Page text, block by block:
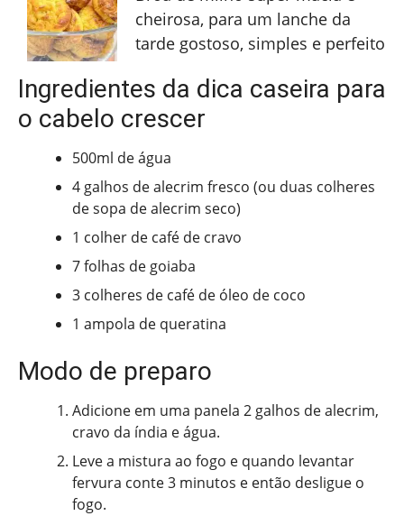
cheirosa, para um lanche da
tarde gostoso, simples e perfeito
Ingredientes da dica caseira para
o cabelo crescer
500ml de água
4 galhos de alecrim fresco (ou duas colheres
de sopa de alecrim seco)
1 colher de café de cravo
7 folhas de goiaba
3 colheres de café de óleo de coco
1 ampola de queratina
Modo de preparo
Adicione em uma panela 2 galhos de alecrim,
cravo da índia e água.
Leve a mistura ao fogo e quando levantar
fervura conte 3 minutos e então desligue o
fogo.